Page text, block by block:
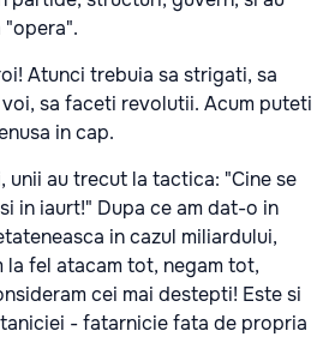
"opera".
Atunci trebuia sa strigati, sa
sa faceti revolutii. Acum puteti
in cap.
unii au trecut la tactica: "Cine se
in iaurt!" Dupa ce am dat-o in
in cazul miliardului,
la fel atacam tot, negam tot,
cei mai destepti! Este si
- fatarnicie fata de propria